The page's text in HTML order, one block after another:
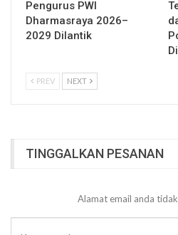
Pengurus PWI
Dharmasraya 2026–
2029 Dilantik
PREV NEXT
TINGGALKAN PESANAN
Alamat email anda